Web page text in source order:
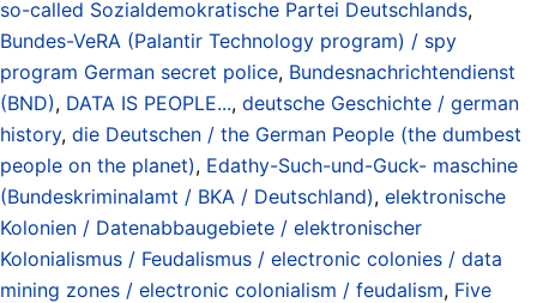
so-called Sozialdemokratische Partei Deutschlands,
Bundes-VeRA (Palantir Technology program) / spy
program German secret police, Bundesnachrichtendienst
(BND), DATA IS PEOPLE..., deutsche Geschichte / german
history, die Deutschen / the German People (the dumbest
people on the planet), Edathy-Such-und-Guck- maschine
(Bundeskriminalamt / BKA / Deutschland), elektronische
Kolonien / Datenabbaugebiete / elektronischer
Kolonialismus / Feudalismus / electronic colonies / data
mining zones / electronic colonialism / feudalism, Five